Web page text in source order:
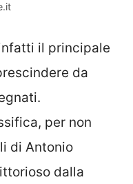
il principale
da
per non
di Antonio
dalla